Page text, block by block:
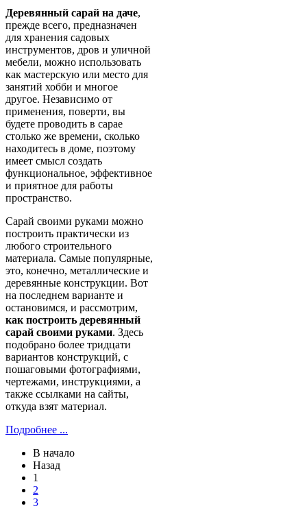
Деревянный сарай на даче,
прежде всего, предназначен
для хранения садовых
инструментов, дров и уличной
мебели, можно использовать
как мастерскую или место для
занятий хобби и многое
другое. Независимо от
применения, поверти, вы
будете проводить в сарае
столько же времени, сколько
находитесь в доме, поэтому
имеет смысл создать
функциональное, эффективное
и приятное для работы
пространство.
Сарай своими руками можно
построить практически из
любого строительного
материала. Самые популярные,
это, конечно, металлические и
деревянные конструкции. Вот
на последнем варианте и
остановимся, и рассмотрим,
как построить деревянный
сарай своими руками. Здесь
подобрано более тридцати
вариантов конструкций, с
пошаговыми фотографиями,
чертежами, инструкциями, а
также ссылками на сайты,
откуда взят материал.
Подробнее ...
В начало
Назад
1
2
3